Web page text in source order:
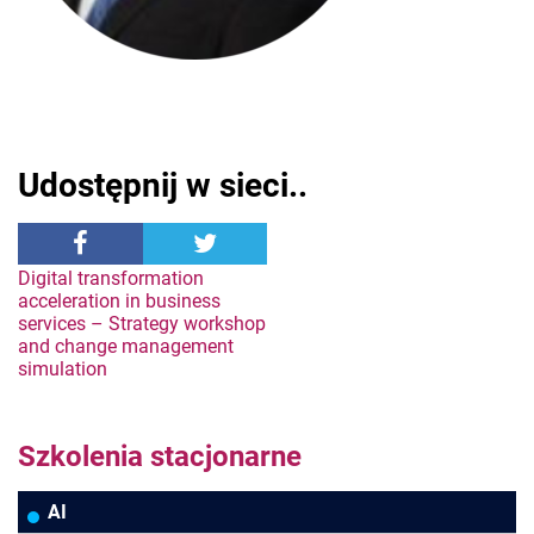
Udostępnij w sieci..
Nawigacja
wpisu
Digital transformation
acceleration in business
services – Strategy workshop
and change management
simulation
Szkolenia stacjonarne
AI